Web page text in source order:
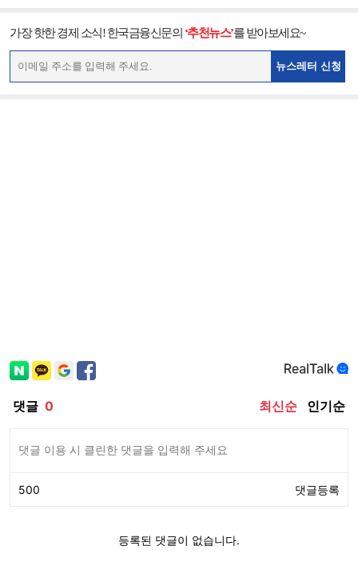
가장 핫한 경제 소식! 한국금융신문의 ‘추천뉴스’를 받아보세요~
뉴스레터 신청